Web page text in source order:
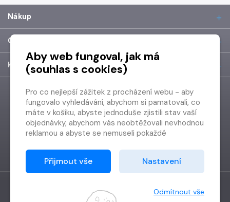
Nákup
O společnosti
Kontakt
Aby web fungoval, jak má
(souhlas s cookies)
Pro co nejlepší zážitek z procházení webu - aby
fungovalo vyhledávání, abychom si pamatovali, co
máte v košíku, abyste jednoduše zjistili stav vaší
objednávky, abychom vás neobtěžovali nevhodnou
reklamou a abyste se nemuseli pokaždé
Proto od vás potřebujeme souhlas se
zpracováním souborů cookies
Děkujeme, že nám ho dáte a pomůžete nám tak
Přijmout vše Nastavení
Odmítnout vše